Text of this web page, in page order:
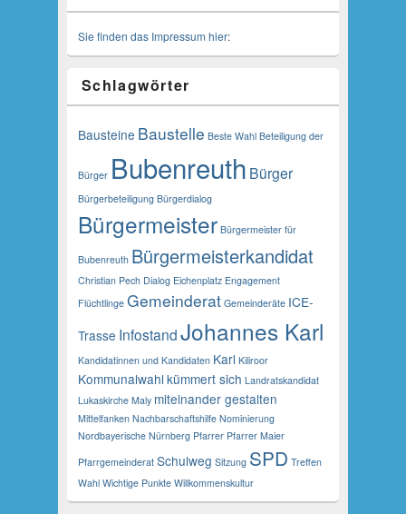
Sie finden das Impressum hier:
Schlagwörter
Bausteine Baustelle Beste Wahl Beteiligung der
Bürger Bubenreuth Bürger
Bürgerbeteiligung Bürgerdialog
Bürgermeister Bürgermeister für
Bubenreuth Bürgermeisterkandidat
Christian Pech Dialog Eichenplatz Engagement
Flüchtlinge Gemeinderat Gemeinderäte ICE-
Trasse InfostandJohannes Karl
Kandidatinnen und Kandidaten Karl Kiliroor
Kommunalwahl kümmert sich Landratskandidat
Lukaskirche Maly miteinander gestalten
Mittelfanken Nachbarschaftshilfe Nominierung
Nordbayerische Nürnberg Pfarrer Pfarrer Maier
Pfarrgemeinderat Schulweg Sitzung SPD Treffen
Wahl Wichtige Punkte Willkommenskultur